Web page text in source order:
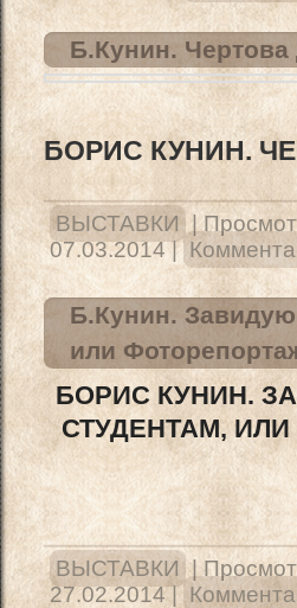
Б.Кунин.
БОРИС КУНИН.
ВЫСТАВКИ |
07.03.2014 |
Б.Кунин.
или
БОРИС КУНИН.
СТУДЕНТАМ,
ВЫСТАВКИ |
27.02.2014 |